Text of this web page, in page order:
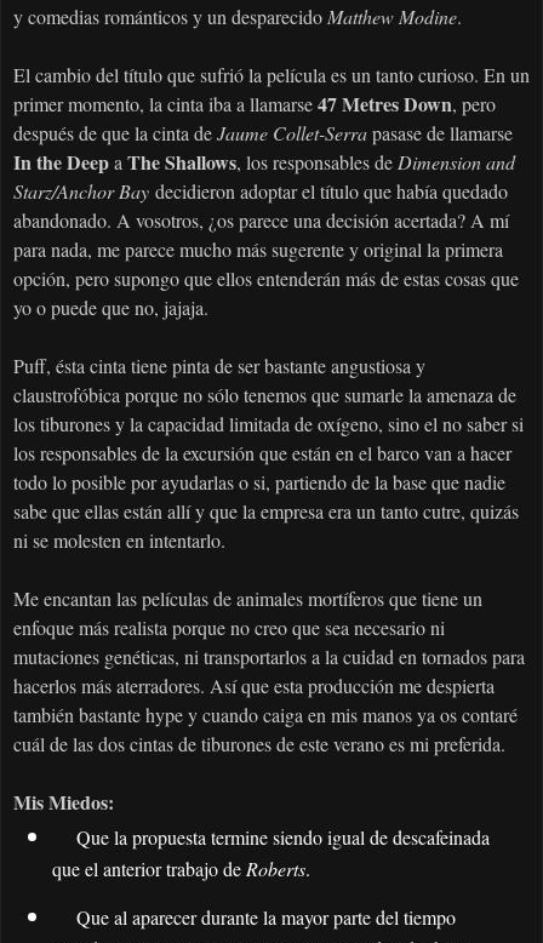
y comedias románticos y un desparecido Matthew Modine.
El cambio del título que sufrió la película es un tanto curioso. En un
primer momento, la cinta iba a llamarse47 Metres Down, pero
después de que la cinta deJaume Collet-Serrapasase de llamarse
In the Deepa The Shallows, los responsablesde Dimension and
Starz/Anchor Bay decidieron adoptar el título que había quedado
abandonado. A vosotros, ¿os parece una decisión acertada? A mí
para nada, me parece mucho más sugerente y original la primera
opción, pero supongo que ellos entenderán más de estas cosas que
yo o puede que no, jajaja.
Puff, ésta cinta tiene pinta de ser bastante angustiosa y
claustrofóbica porque no sólo tenemos que sumarle la amenaza de
los tiburones y la capacidad limitada de oxígeno, sino el no saber si
los responsables de la excursión que están en el barco van a hacer
todo lo posible por ayudarlas o si, partiendo de la base que nadie
sabe que ellas están allí y que la empresa era un tanto cutre, quizás
ni se molesten en intentarlo.
Me encantan las películas de animales mortíferos que tiene un
enfoque más realista porque no creo que sea necesario ni
mutaciones genéticas, ni transportarlos a la cuidad en tornados para
hacerlos más aterradores. Así que esta producción me despierta
también bastante hype y cuando caiga en mis manos ya os contaré
cuál de las dos cintas de tiburones de este verano es mi preferida.
Mis Miedos:
Que la propuesta termine siendo igual de descafeinada
que el anterior trabajo deRoberts.
Que al aparecer durante la mayor parte del tiempo